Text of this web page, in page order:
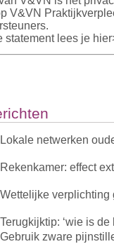
V&VN
statement lees je
netwerken
effect
‘wie is
zware